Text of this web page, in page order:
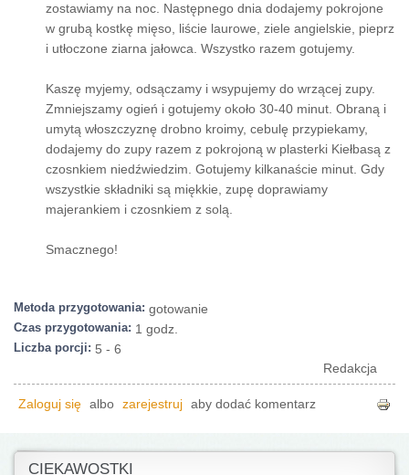
zostawiamy na noc. Następnego dnia dodajemy pokrojone
w grubą kostkę mięso, liście laurowe, ziele angielskie, pieprz
i utłoczone ziarna jałowca. Wszystko razem gotujemy.
Kaszę myjemy, odsączamy i wsypujemy do wrzącej zupy.
Zmniejszamy ogień i gotujemy około 30-40 minut. Obraną i
umytą włoszczyznę drobno kroimy, cebulę przypiekamy,
dodajemy do zupy razem z pokrojoną w plasterki Kiełbasą z
czosnkiem niedźwiedzim. Gotujemy kilkanaście minut. Gdy
wszystkie składniki są miękkie, zupę doprawiamy
majerankiem i czosnkiem z solą.
Smacznego!
Metoda przygotowania: gotowanie
Czas przygotowania: 1 godz.
Liczba porcji: 5 - 6
Redakcja
Zaloguj się albo zarejestruj aby dodać komentarz
CIEKAWOSTKI